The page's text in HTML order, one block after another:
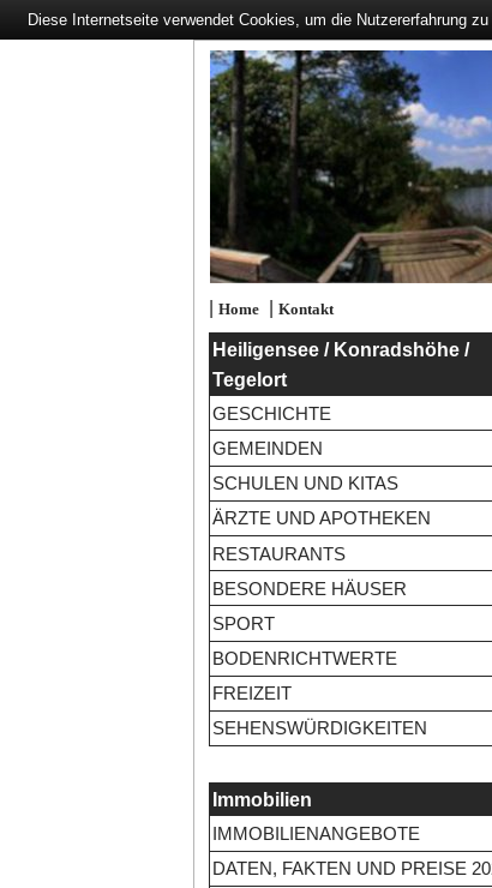
| Home| Kontakt
Heiligensee / Konradshöhe /
Tegelort
GESCHICHTE
GEMEINDEN
SCHULEN UND KITAS
ÄRZTE UND APOTHEKEN
RESTAURANTS
BESONDERE HÄUSER
SPORT
BODENRICHTWERTE
FREIZEIT
SEHENSWÜRDIGKEITEN
Immobilien
IMMOBILIENANGEBOTE
DATEN, FAKTEN UND PREISE
Diese Internetseite verwendet Cookies, um die Nutzererfahrung